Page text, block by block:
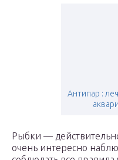
Антипар :
Рыбки —
очень интересно